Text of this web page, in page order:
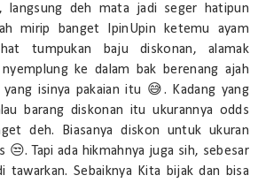
langsung deh mata jadi seger hatipun
mirip banget IpinUpin ketemu ayam
tumpukan baju diskonan, alamak
ke dalam bak berenang ajah
yang isinya pakaian itu 😅. Kadang yang
barang diskonan itu ukurannya odds
deh. Biasanya diskon untuk ukuran
😒. Tapi ada hikmahnya juga sih, sebesar
tawarkan. Sebaiknya Kita bijak dan bisa